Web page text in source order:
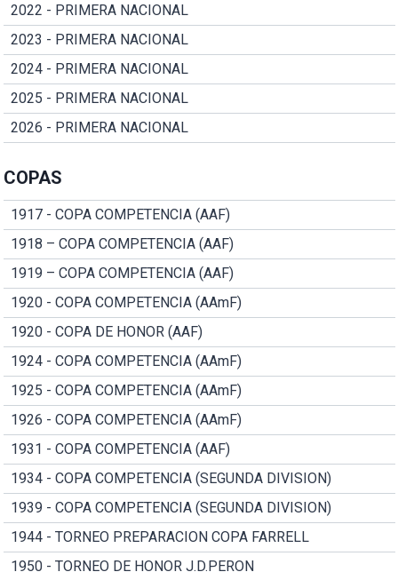
2022 - PRIMERA NACIONAL
2023 - PRIMERA NACIONAL
2024 - PRIMERA NACIONAL
2025 - PRIMERA NACIONAL
2026 - PRIMERA NACIONAL
COPAS
1917 - COPA COMPETENCIA (AAF)
1918 – COPA COMPETENCIA (AAF)
1919 – COPA COMPETENCIA (AAF)
1920 - COPA COMPETENCIA (AAmF)
1920 - COPA DE HONOR (AAF)
1924 - COPA COMPETENCIA (AAmF)
1925 - COPA COMPETENCIA (AAmF)
1926 - COPA COMPETENCIA (AAmF)
1931 - COPA COMPETENCIA (AAF)
1934 - COPA COMPETENCIA (SEGUNDA DIVISION)
1939 - COPA COMPETENCIA (SEGUNDA DIVISION)
1944 - TORNEO PREPARACION COPA FARRELL
1950 - TORNEO DE HONOR J.D.PERON